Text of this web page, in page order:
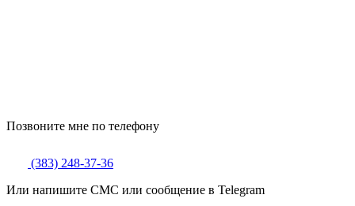
Позвоните мне по телефону
(383) 248-37-36
Или напишите СМС или сообщение в Telegram